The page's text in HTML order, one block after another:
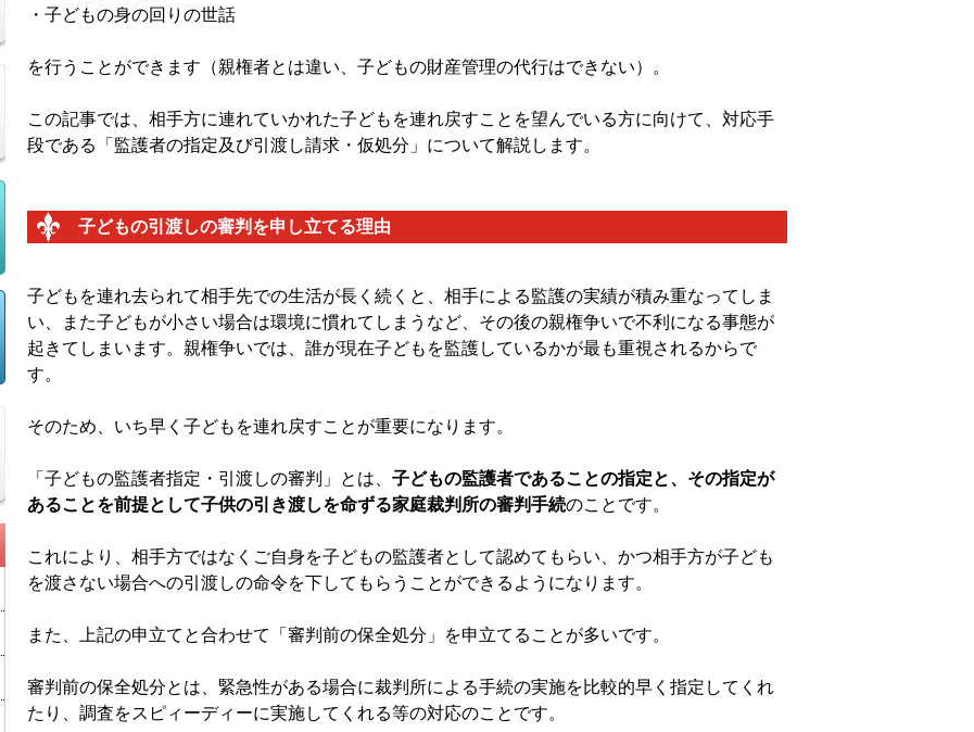
・子どもの身の回りの世話
を行うことができます（親権者とは違い、子どもの財産管理の代行はできない）。
この記事では、相手方に連れていかれた子どもを連れ戻すことを望んでいる方に向けて、対応手
段である「監護者の指定及び引渡し請求・仮処分」について解説します。
子どもの引渡しの審判を申し立てる理由
子どもを連れ去られて相手先での生活が長く続くと、相手による監護の実績が積み重なってしま
い、また子どもが小さい場合は環境に慣れてしまうなど、その後の親権争いで不利になる事態が
起きてしまいます。親権争いでは、誰が現在子どもを監護しているかが最も重視されるからで
す。
そのため、いち早く子どもを連れ戻すことが重要になります。
「子どもの監護者指定・引渡しの審判」とは、 子どもの監護者であることの指定と、その指定が
あることを前提として子供の引き渡しを命ずる家庭裁判所の審判手続のことです。
これにより、相手方ではなくご自身を子どもの監護者として認めてもらい、かつ相手方が子ども
を渡さない場合への引渡しの命令を下してもらうことができるようになります。
また、上記の申立てと合わせて「審判前の保全処分」を申立てることが多いです。
審判前の保全処分とは、緊急性がある場合に裁判所による手続の実施を比較的早く指定してくれ
たり、調査をスピィーディーに実施してくれる等の対応のことです。